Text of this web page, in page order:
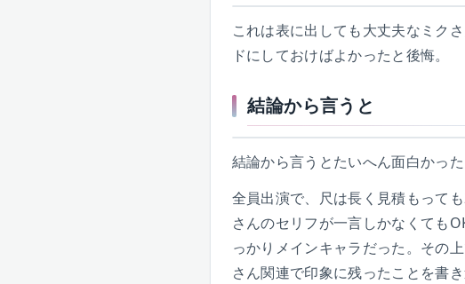
これは表に出しても大丈夫なミク
ドにしておけばよかったと後悔。
結論から言うと
結論から言うとたいへん面白かっ
全員出演で、尺は長く見積もって
さんのセリフが一言しかなくても
っかりメインキャラだった。その
さん関連で印象に残ったことを書き